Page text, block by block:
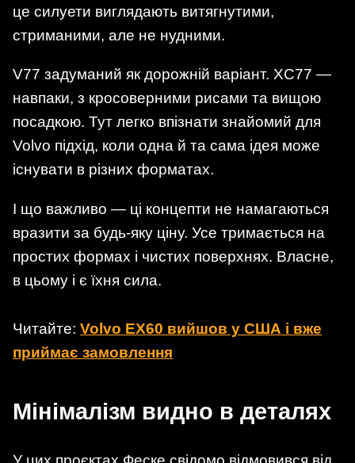
це силуети виглядають витягнутими,
стриманими, але не нудними.
V77 задуманий як дорожній варіант. XC77 —
навпаки, з кросоверними рисами та вищою
посадкою. Тут легко впізнати знайомий для
Volvo підхід, коли одна й та сама ідея може
існувати в різних форматах.
І що важливо — ці концепти не намагаються
вразити за будь-яку ціну. Усе тримається на
простих формах і чистих поверхнях. Власне,
в цьому і є їхня сила.
Читайте: Volvo EX60 вийшов у США і вже
приймає замовлення
Мінімалізм видно в деталях